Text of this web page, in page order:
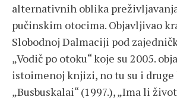
alternativnih oblika
pučinskim otocima. Objavljivao
Slobodnoj Dalmaciji pod
„Vodič po otoku“ koje su 2005.
istoimenoj knjizi, no tu su i
„Busbuskalai“ (1997.), „Ima li